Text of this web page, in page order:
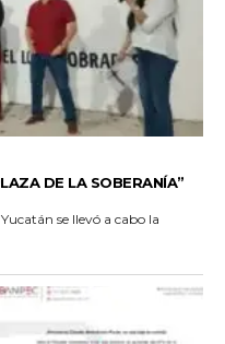
DE LA SOBERANÍA”
se llevó a cabo la